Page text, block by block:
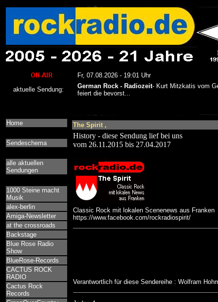
Home
Sendeschema
alle aktuellen
Sendungen
1000 Steine macht
Musik
alex-berlin
Amiga-Newsletter
at the crossroads
Backstage
Blue Rose Radio
Show
BlueRose-Records
CACTUS ROCK
RADIO
Cactus Rock
Records
The Spirit ,
History - diese Sendung lief bei uns
vom 26.11.2015 bis 27.04.2017
Classic Rock mit lokalen Scenenews aus Franken
https://www.facebook.com/rockradiospirit/
Verantwortlich für diese Sendereihe : Wolfram